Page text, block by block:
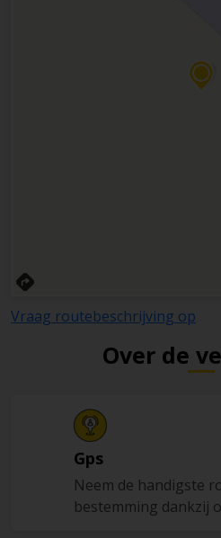
Vraag routebeschrijving op
Over de
Gps
Neem de handigste
bestemming dankzij